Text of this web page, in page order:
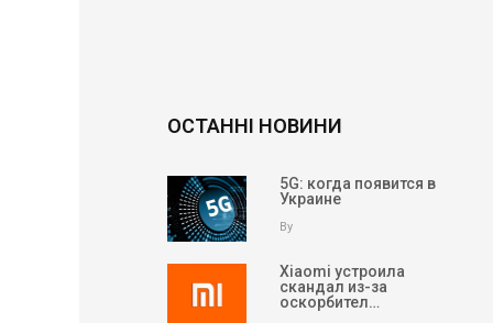
ОСТАННІ НОВИНИ
5G: когда появится в
Украине
By
Xiaomi устроила
скандал из-за
оскорбител…